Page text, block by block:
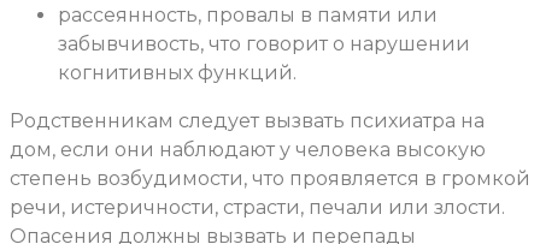
рассеянность, провалы в памяти или
забывчивость, что говорит о нарушении
когнитивных функций.
Родственникам следует вызвать психиатра на
дом, если они наблюдают у человека высокую
степень возбудимости, что проявляется в громкой
речи, истеричности, страсти, печали или злости.
Опасения должны вызвать и перепады